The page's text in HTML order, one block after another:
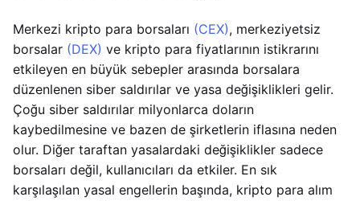
Merkezi kripto para borsaları (CEX), merkeziyetsiz
borsalar (DEX) ve kripto para fiyatlarının istikrarını
etkileyen en büyük sebepler arasında borsalara
düzenlenen siber saldırılar ve yasa değişiklikleri gelir.
Çoğu siber saldırılar milyonlarca doların
kaybedilmesine ve bazen de şirketlerin iflasına neden
olur. Diğer taraftan yasalardaki değişiklikler sadece
borsaları değil, kullanıcıları da etkiler. En sık
karşılaşılan yasal engellerin başında, kripto para alım